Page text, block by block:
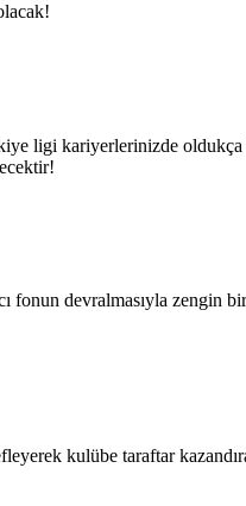
ligi kariyerlerinizde
fonun devralmasıyla zengin
kulübe taraftar